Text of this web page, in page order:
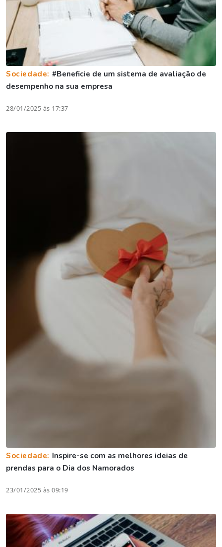
Sociedade: #Beneficie de um sistema de avaliação de
desempenho na sua empresa
28/01/2025 às 17:37
Sociedade: Inspire-se com as melhores ideias de
prendas para o Dia dos Namorados
23/01/2025 às 09:19